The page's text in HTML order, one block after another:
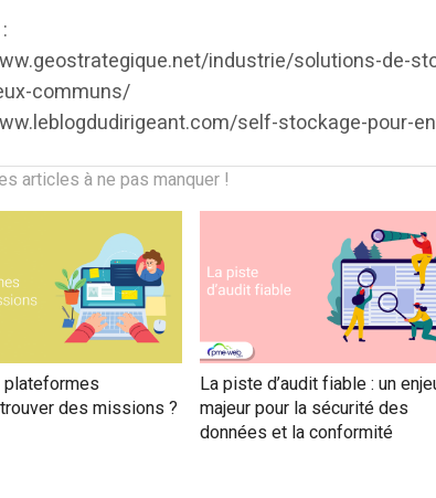
industrie/solutions-de-
communs/
self-stockage-pour-
articles à ne pas manquer !
des missions ?
La piste d’audit fiable : un
majeur pour la sécurité des
données et la conformité